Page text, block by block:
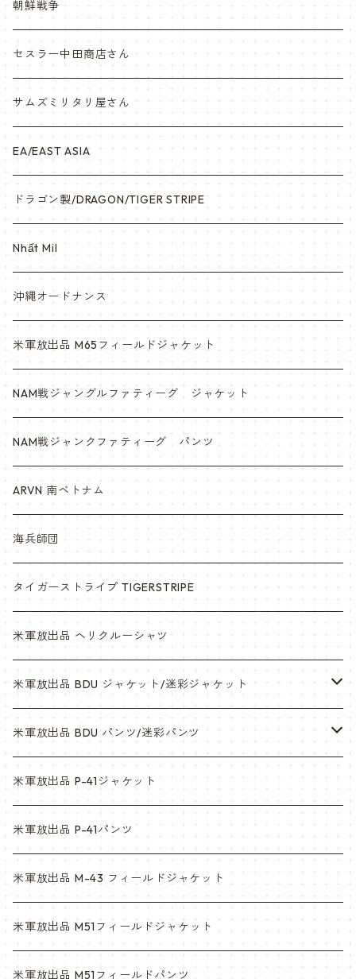
Vietnam ジャングルブーツ
ナム戦装備類/ポーチ・ベルト・小物・ヘルメット等
朝鮮戦争
セスラー中田商店さん
サムズミリタリ屋さん
EA/EAST ASIA
ドラゴン製/DRAGON/TIGER STRIPE
Nhất Mil
沖縄オードナンス
米軍放出品 M65フィールドジャケット
NAM戦ジャングルファティーグ ジャケット
NAM戦ジャンクファティーグ パンツ
ARVN 南ベトナム
海兵師団
タイガーストライプ TIGERSTRIPE
米軍放出品 ヘリクルーシャツ
米軍放出品 BDU ジャケット/迷彩ジャケット
ウッドランド
ACU
マルチカム
3c
6c
デザート
米軍放出品 BDU パンツ/迷彩パンツ
ウッドランド
ACU
マルチカム
3c
6c
米軍放出品 P-41ジャケット
米軍放出品 P-41パンツ
米軍放出品 M-43 フィールドジャケット
米軍放出品 M51フィールドジャケット
米軍放出品 M51フィールドパンツ